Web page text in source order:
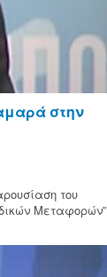
στην
του
Μεταφορών”